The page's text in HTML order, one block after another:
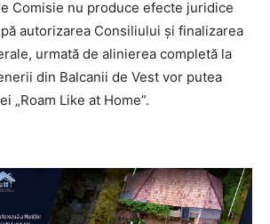
Comisie nu produce efecte juridice
autorizarea Consiliului și finalizarea
urmată de alinierea completă la
din Balcanii de Vest vor putea
„Roam Like at Home”.